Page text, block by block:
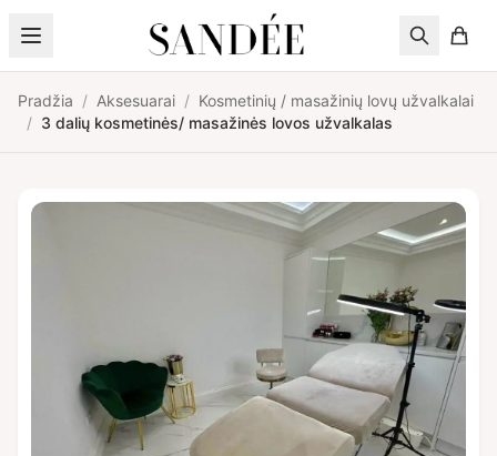
Pereiti prie turinio
Pradžia / Aksesuarai / Kosmetinių / masažinių lovų užvalkalai
/ 3 dalių kosmetinės/ masažinės lovos užvalkalas